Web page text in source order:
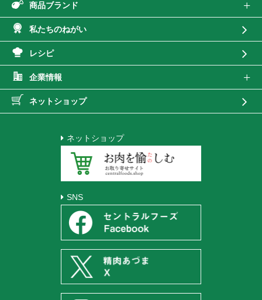
商品ブランド
私たちのねがい
レシピ
企業情報
ネットショップ
ネットショップ
SNS